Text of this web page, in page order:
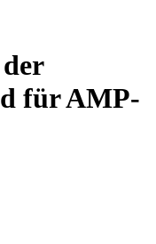
für AMP-